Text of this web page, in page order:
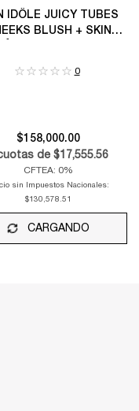
IDÔLE JUICY TUBES
BLUSH + SKIN
0
$158,000.00
de $17,555.56
CFTEA: 0%
sin Impuestos Nacionales:
$130,578.51
CARGANDO